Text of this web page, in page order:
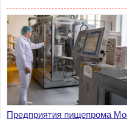
Предприятия пищепрома